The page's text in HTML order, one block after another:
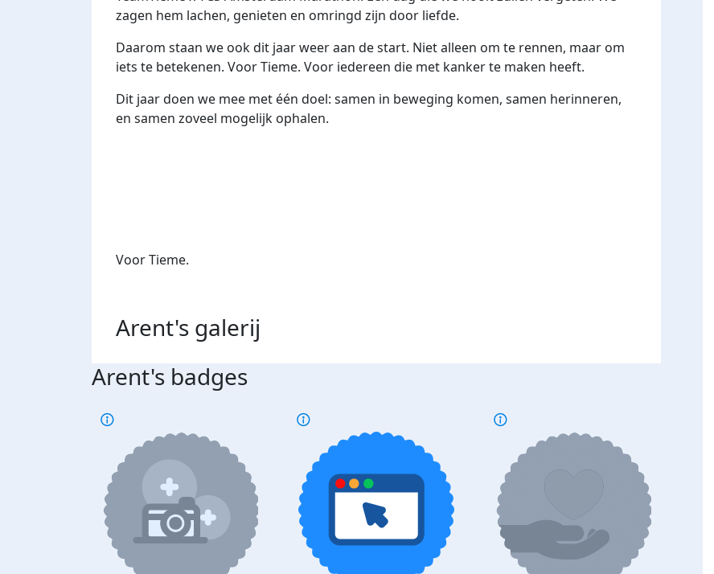
zagen hem lachen, genieten en omringd zijn door liefde.
Daarom staan we ook dit jaar weer aan de start. Niet alleen om te rennen, maar om
iets te betekenen. Voor Tieme. Voor iedereen die met kanker te maken heeft.
Dit jaar doen we mee met één doel: samen in beweging komen, samen herinneren,
en samen zoveel mogelijk ophalen.
Voor Tieme.
Arent's galerij
Arent's badges